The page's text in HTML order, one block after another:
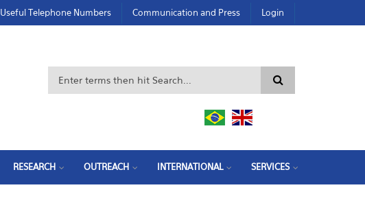
Useful Telephone Numbers Communication and Press Login
Search form
RESEARCH OUTREACH INTERNATIONAL SERVICES